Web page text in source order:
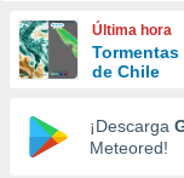
y
forma
digital
basada
Última hora
de Chile
¡Descarga
Meteored!